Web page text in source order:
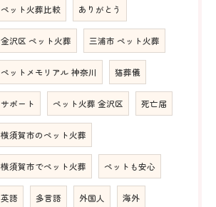
ペット火葬比較 ありがとう
金沢区 ペット火葬 三浦市 ペット火葬
ペットメモリアル 神奈川 猫葬儀
サポート ペット火葬 金沢区 死亡届
横須賀市のペット火葬
横須賀市でペット火葬 ペットも安心
英語 多言語 外国人 海外